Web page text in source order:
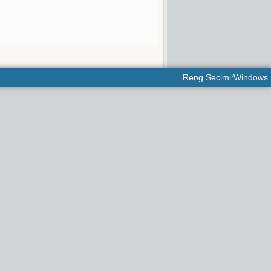
Reng Secimi:Windows